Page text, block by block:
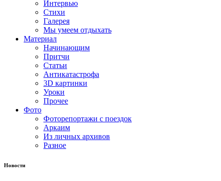
Интервью
Стихи
Галерея
Мы умеем отдыхать
Материал
Начинающим
Притчи
Статьи
Антикатастрофа
3D картинки
Уроки
Прочее
Фото
Фоторепортажи с поездок
Аркаим
Из личных архивов
Разное
Новости